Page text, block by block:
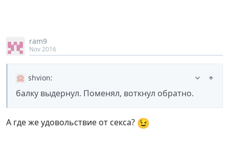
ram9
Nov 2016
shvion:
балку выдернул. Поменял, воткнул обратно.
А где же удовольствие от секса? 😉